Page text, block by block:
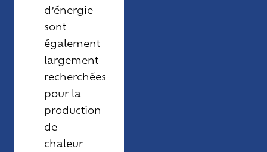
d’énergie
sont
également
largement
recherchées
pour la
production
de
chaleur